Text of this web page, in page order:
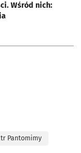
Wśród nich:
Pantomimy